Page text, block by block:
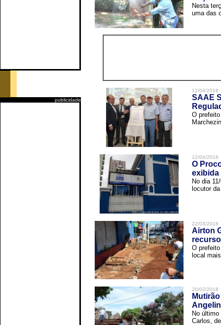
publicidade
Nesta
uma das
12/04/2018
SAAE
O
12/04/2018
O
exibida
No dia
locutor
22/03/2018
Airton
O
local
20/02/2018
No
Carlos,